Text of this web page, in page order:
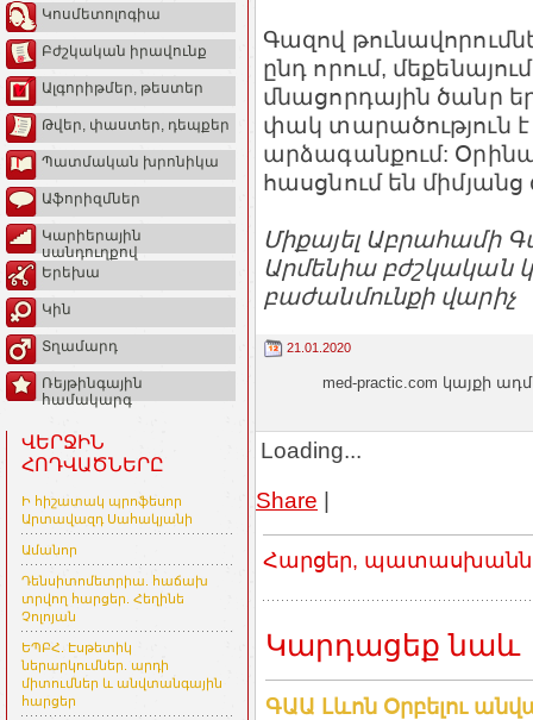
Կոսմետոլոգիա
Բժշկական իրավունք
Ալգորիթմեր, թեստեր
Թվեր, փաստեր, դեպքեր
Պատմական խրոնիկա
Աֆորիզմներ
Կարիերային
սանդուղքով
Երեխա
Կին
Տղամարդ
Ռեյթինգային
համակարգ
ՎԵՐՋԻՆ
ՀՈԴՎԱԾՆԵՐԸ
Ի հիշատակ պրոֆեսոր
Արտավազդ Սահակյանի
Ամանոր
Դենսիտոմետրիա. հաճախ
տրվող հարցեր. Հեղինե
Չոլոյան
ԵՊԲՀ. Էսթետիկ
ներարկումներ. արդի
միտումներ և անվտանգային
հարցեր
Գազով
ընդ որում,
մնացորդային ծանր
փակ տարածություն է
արձագանքում:
հասցնում են
Միքայել Աբրահամի
Արմենիա բժշկական
բաժանմունքի վարիչ
21.01.2020
med-practic.com կայքի
Loading...
Share |
Հարցեր,
Կարդացեք նաև
ԳԱԱ Լևոն Օրբելու